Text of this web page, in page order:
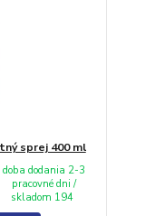
sprej 400 ml
doba dodania 2-3
pracovné dni /
skladom 194